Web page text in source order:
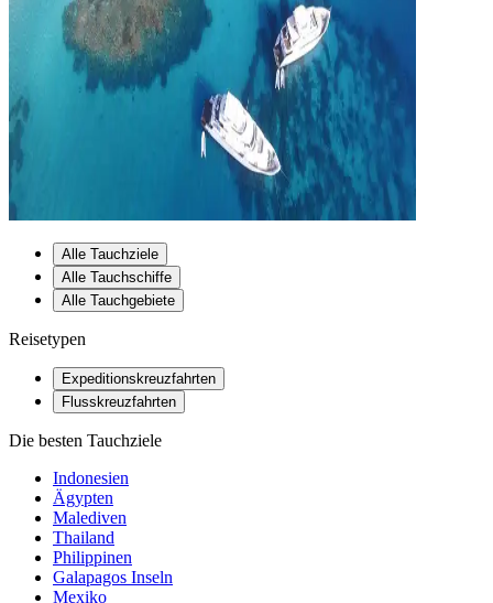
Alle Tauchziele
Alle Tauchschiffe
Alle Tauchgebiete
Reisetypen
Expeditionskreuzfahrten
Flusskreuzfahrten
Die besten Tauchziele
Indonesien
Ägypten
Malediven
Thailand
Philippinen
Galapagos Inseln
Mexiko